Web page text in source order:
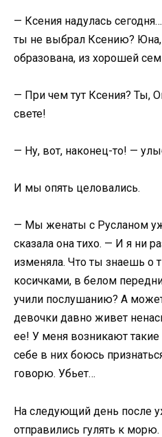
— Ксения надулась
ты не выбрал Ксению? Юна,
образована, из хорошей
— При чем тут Ксения? Ты,
свете!
— Ну, вот, наконец-то! —
И мы опять целовались.
— Мы женаты с Русланом
сказала она тихо. — И я ни
изменяла. Что ты знаешь о
косичками, в белом
учили послушанию? А
девочки давно живет
ее! У меня возникают такие
себе в них боюсь
говорю. Убьет…
На следующий день после
отправились гулять к